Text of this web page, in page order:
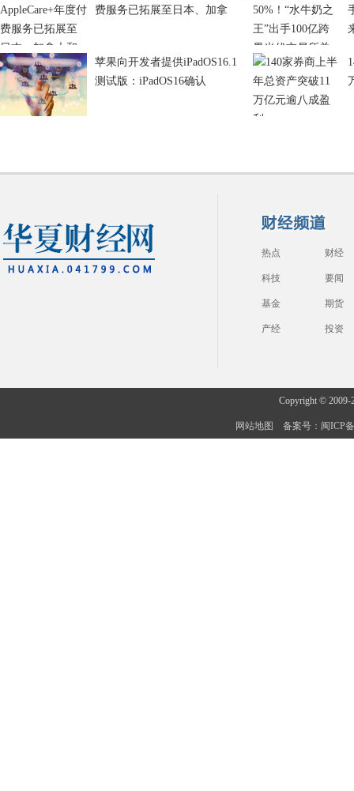
费服务已拓展至日本、加拿
苹果向开发者提供iPadOS16.1
测试版：iPadOS16确认
热点 财经
科技 要闻
基金 期货
产经 投资
Copyright © 2009-
网站地图 备案号：闽ICP